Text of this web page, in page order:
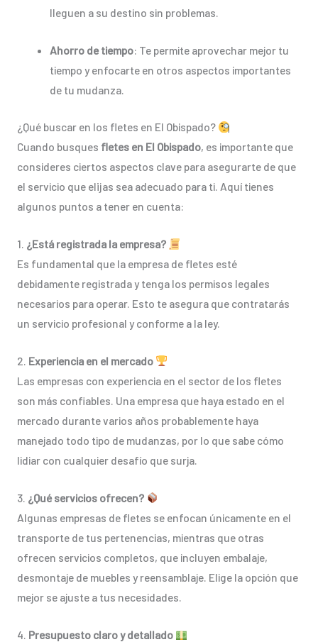
lleguen a su destino sin problemas.
Ahorro de tiempo: Te permite aprovechar mejor tu
tiempo y enfocarte en otros aspectos importantes
de tu mudanza.
¿Qué buscar en los fletes en El Obispado?
Cuando busques fletes en El Obispado, es importante que
consideres ciertos aspectos clave para asegurarte de que
el servicio que elijas sea adecuado para ti. Aquí tienes
algunos puntos a tener en cuenta:
1. ¿Está registrada la empresa?
Es fundamental que la empresa de fletes esté
debidamente registrada y tenga los permisos legales
necesarios para operar. Esto te asegura que contratarás
un servicio profesional y conforme a la ley.
2. Experiencia en el mercado
Las empresas con experiencia en el sector de los fletes
son más confiables. Una empresa que haya estado en el
mercado durante varios años probablemente haya
manejado todo tipo de mudanzas, por lo que sabe cómo
lidiar con cualquier desafío que surja.
3. ¿Qué servicios ofrecen?
Algunas empresas de fletes se enfocan únicamente en el
transporte de tus pertenencias, mientras que otras
ofrecen servicios completos, que incluyen embalaje,
desmontaje de muebles y reensamblaje. Elige la opción que
mejor se ajuste a tus necesidades.
4. Presupuesto claro y detallado